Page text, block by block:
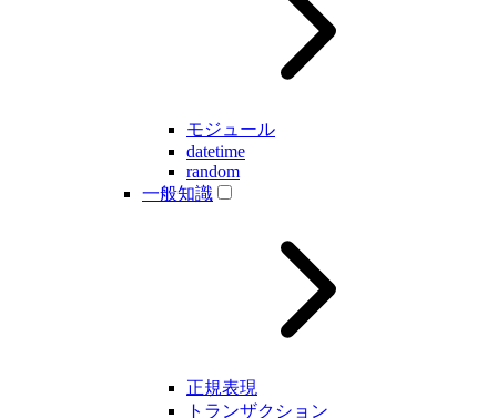
モジュール
datetime
random
一般知識
正規表現
トランザクション